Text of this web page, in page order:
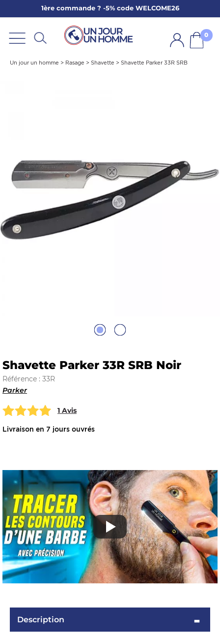
1ère commande ? -5% code WELCOME26
0
Un jour un homme > Rasage > Shavette > Shavette Parker 33R SRB
Shavette Parker 33R SRB Noir
Référence : 33R
Parker
1 Avis
Livraison en 7 jours ouvrés
Description